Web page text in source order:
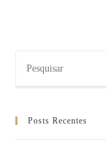
Posts Recentes